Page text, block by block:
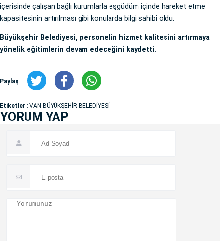
içerisinde çalışan bağlı kurumlarla eşgüdüm içinde hareket etme
kapasitesinin artırılması gibi konularda bilgi sahibi oldu.
Büyükşehir Belediyesi, personelin hizmet kalitesini artırmaya
yönelik eğitimlerin devam edeceğini kaydetti.
Paylaş
Etiketler : VAN BÜYÜKŞEHİR BELEDİYESİ
YORUM YAP